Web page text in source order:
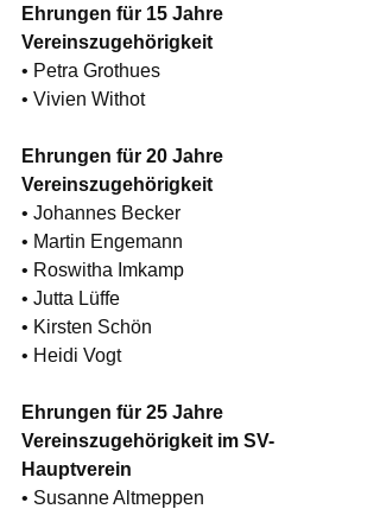
Ehrungen für 15 Jahre
Vereinszugehörigkeit
• Petra Grothues
• Vivien Withot
Ehrungen für 20 Jahre
Vereinszugehörigkeit
• Johannes Becker
• Martin Engemann
• Roswitha Imkamp
• Jutta Lüffe
• Kirsten Schön
• Heidi Vogt
Ehrungen für 25 Jahre
Vereinszugehörigkeit im SV-
Hauptverein
• Susanne Altmeppen